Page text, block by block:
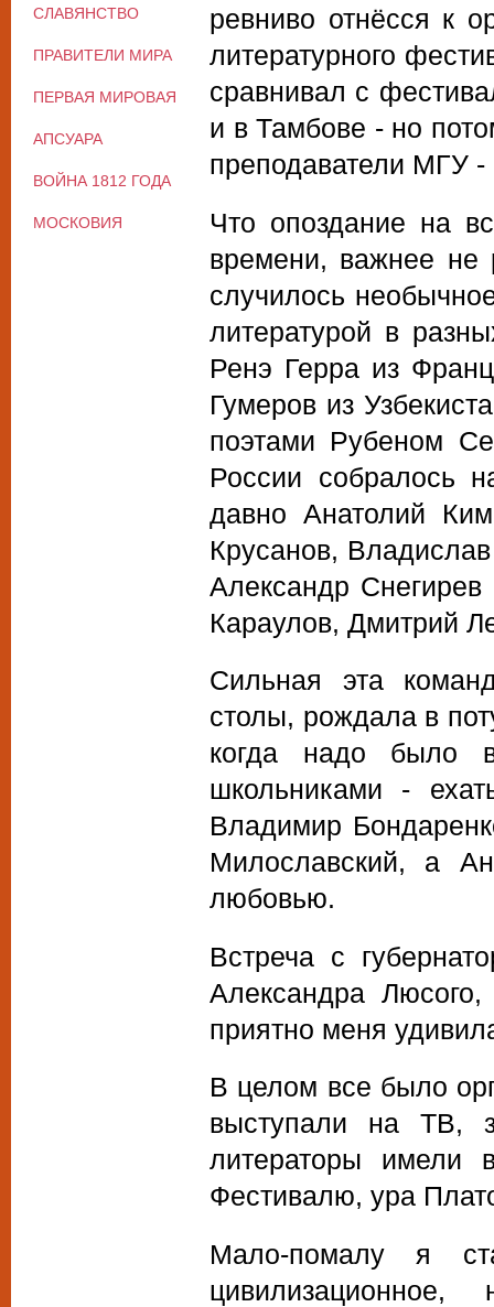
ревниво отнёсся к
литературного
сравнивал с
и в Тамбове - но
преподаватели МГУ -
Что опоздание на
времени, важнее
случилось
литературой в
Ренэ Герра из
Гумеров из
поэтами Рубеном
России собралось
давно Анатолий
Крусанов,
Александр
Караулов, Дмитрий
Сильная эта
столы, рождала в
когда надо было
школьниками -
Владимир
Милославский, а
любовью.
Встреча с
Александра
приятно меня
В целом все было
выступали на ТВ,
литераторы имели
Фестивалю, ура
Мало-помалу я
СЛАВЯНСТВО
ПРАВИТЕЛИ МИРА
ПЕРВАЯ МИРОВАЯ
АПСУАРА
ВОЙНА 1812 ГОДА
МОСКОВИЯ